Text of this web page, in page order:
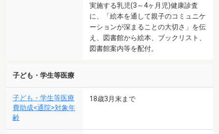
実施する乳児(3～4ヶ月児)健康診査
に、「絵本を通して親子のコミュニケ
ーションが深まることの大切さ」を伝
え、図書館から絵本、ブックリスト、
図書館案内等を配付。
子ども・学生等医療
子ども・学生等医療
費助成<通院>対象年
齢
18歳3月末まで